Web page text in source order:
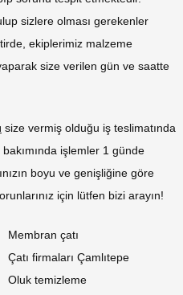
sizlere olması gerekenler
ekiplerimiz malzeme
size verilen gün ve saatte
size vermiş olduğu iş teslimatında
bakımında işlemler 1 günde
boyu ve genişliğine göre
için lütfen bizi arayın!
Membran çatı
Çatı firmaları Çamlıtepe
Oluk temizleme